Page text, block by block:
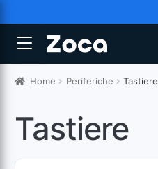
Home Periferiche Tastiere
Tastiere